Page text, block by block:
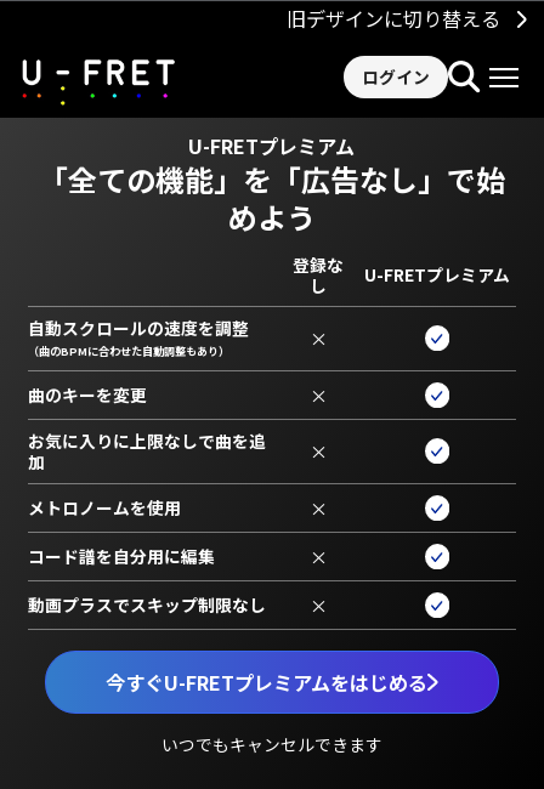
旧デザインに切り替える
ログイン
U-FRETプレミアム
「全ての機能」を 「広告なし」で始
めよう
今すぐU-FRETプレミアムをはじめる
いつでもキャンセルできます
登録な
し
U-FRETプレミアム
自動スクロールの速度を調整
（曲のBPMに合わせた自動調整もあり） ×
曲のキーを変更 ×
お気に入りに上限なしで曲を追
加
×
メトロノームを使用 ×
コード譜を自分用に編集 ×
動画プラスでスキップ制限なし ×